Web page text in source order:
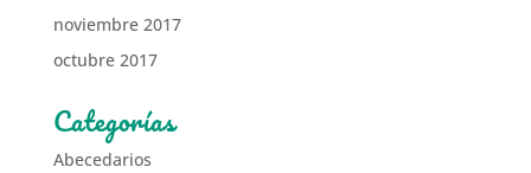
noviembre 2017
octubre 2017
Categorías
Abecedarios